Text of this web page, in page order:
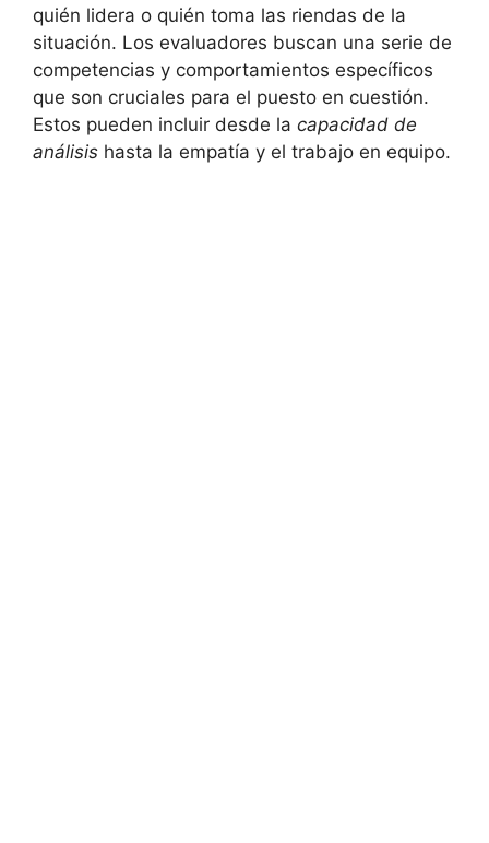
quién lidera o quién toma las riendas de la
situación. Los evaluadores buscan una serie de
competencias y comportamientos específicos
que son cruciales para el puesto en cuestión.
Estos pueden incluir desde la capacidad de
análisis hasta la empatía y el trabajo en equipo.